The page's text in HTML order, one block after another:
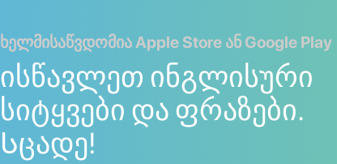
ხელმისაწვდომია Apple Store ან Google Play
ისწავლეთ ინგლისური
სიტყვები და ფრაზები.
Სცადე!